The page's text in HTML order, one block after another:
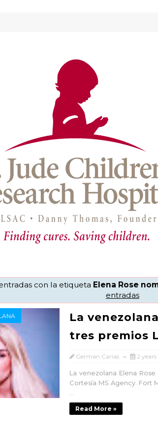
con la etiqueta Elena Rose
entradas
La
tres premios
German Carias 2
La venezolana Elena
Cortesía MS Agency. Fort
...
Read More »